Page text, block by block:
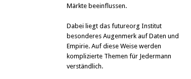
Märkte beeinflussen.
Dabei liegt das futureorg Institut
besonderes Augenmerk auf Daten und
Empirie. Auf diese Weise werden
komplizierte Themen für Jedermann
verständlich.